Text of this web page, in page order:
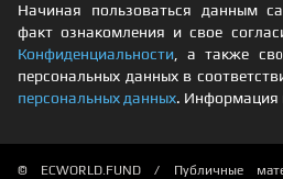
Начиная пользоваться данным
факт ознакомления и свое
Конфиденциальности , а также
персональных данных в
персональных данных. Информация
© ECWORLD.FUND / Публичные